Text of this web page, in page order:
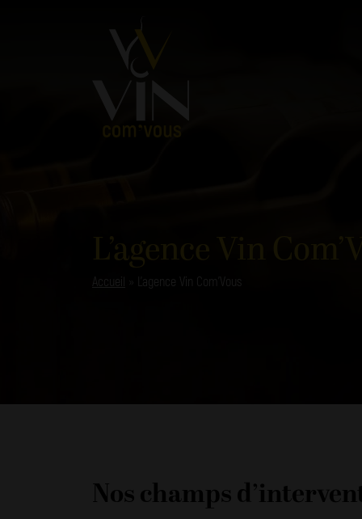
Accueil L’agence Vin Com’Vous
Nos champs